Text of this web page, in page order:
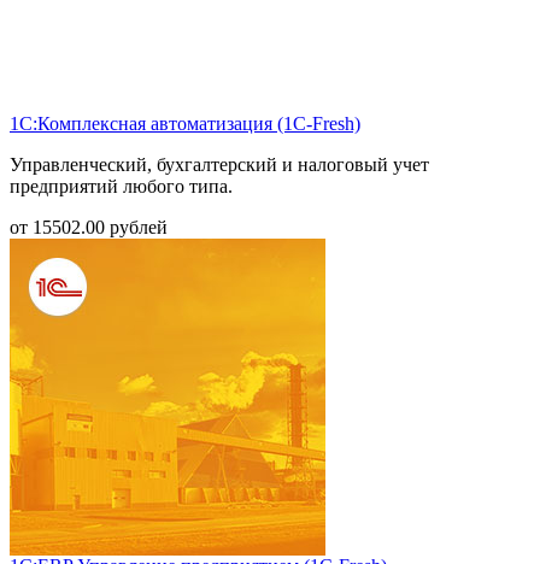
1С:Комплексная автоматизация (1С-Fresh)
Управленческий, бухгалтерский и налоговый учет
предприятий любого типа.
от 15502.00 рублей